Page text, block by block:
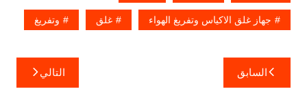
جهاز غلق الاكياس وتفريغ الهواء غلق وتفريغ
تصفّح
المقالات
السابق التالي